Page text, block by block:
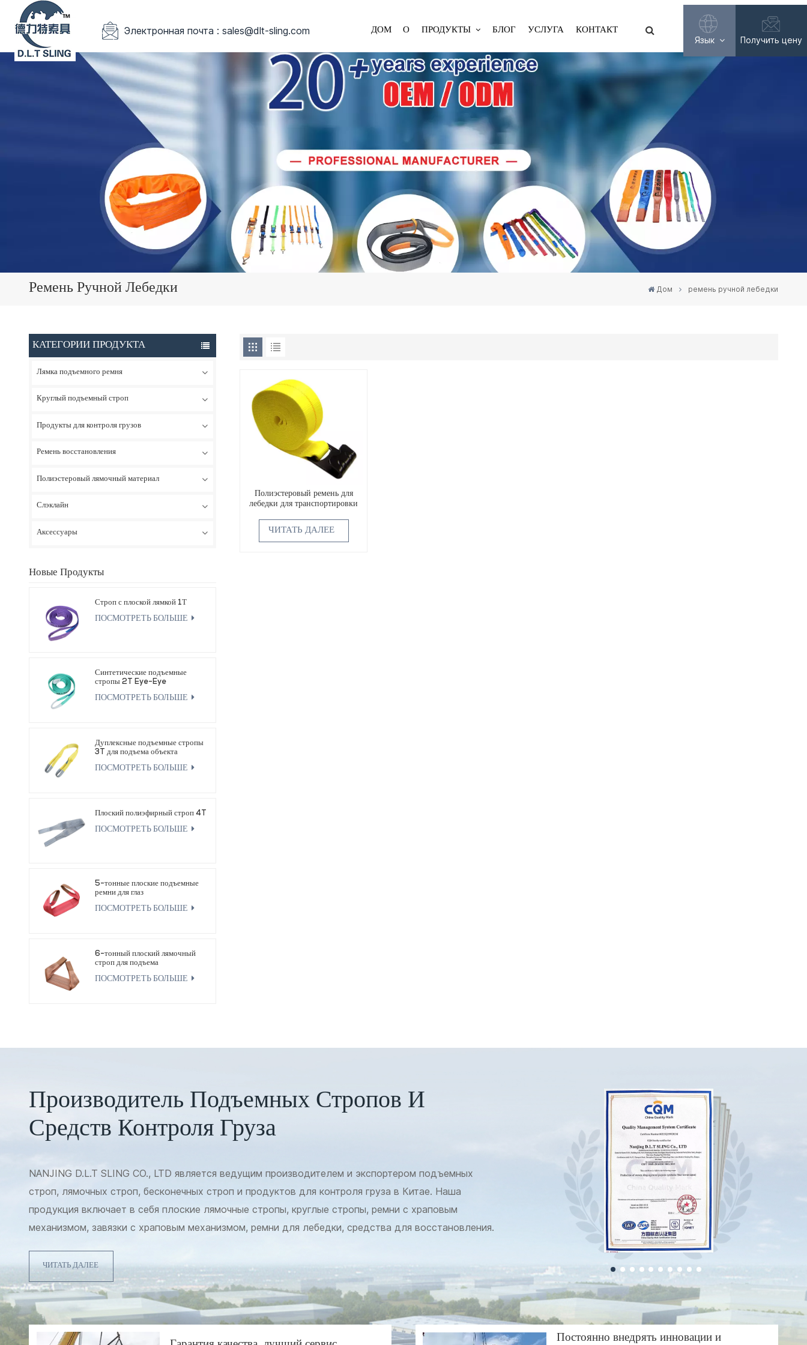
Электронная почта : sales@dlt-sling.com ДОМ О ПРОДУКТЫ БЛОГ УСЛУГА КОНТАКТ
Язык
Français
Русский
Español
عربي
Получить цену
Ремень Ручной Лебедки Дом ремень ручной лебедки
КАТЕГОРИИ ПРОДУКТА
Лямка подъемного ремня
Круглый подъемный строп
Продукты для контроля грузов
Ремень восстановления
Полиэстеровый лямочный материал
Слэклайн
Аксессуары
Новые Продукты
Строп с плоской лямкой 1Т
ПОСМОТРЕТЬ БОЛЬШЕ
Синтетические подъемные
стропы 2T Eye-Eye
ПОСМОТРЕТЬ БОЛЬШЕ
Дуплексные подъемные стропы
3T для подъема объекта
ПОСМОТРЕТЬ БОЛЬШЕ
Плоский полиэфирный строп 4T
ПОСМОТРЕТЬ БОЛЬШЕ
5-тонные плоские подъемные
ремни для глаз
ПОСМОТРЕТЬ БОЛЬШЕ
6-тонный плоский лямочный
строп для подъема
ПОСМОТРЕТЬ БОЛЬШЕ
Полиэстеровый ремень для
лебедки для транспортировки
ЧИТАТЬ ДАЛЕЕ
Производитель Подъемных Стропов И
Средств Контроля Груза
NANJING D.L.T SLING CO., LTD является ведущим производителем и экспортером подъемных
строп, лямочных строп, бесконечных строп и продуктов для контроля груза в Китае. Наша
продукция включает в себя плоские лямочные стропы, круглые стропы, ремни с храповым
механизмом, завязки с храповым механизмом, ремни для лебедки, средства для восстановления.
B30.9, AS1353, круглые стропы по стандарту ISO4878, EN1492-2, ASME B30.9, AS4497, а также
ремень с храповым механизмом/стяжку с храповым механизмом по стандарту EN12195, WSTDA,
AS/. NZS 4380.2001. Между тем, также доступны ремень лебедки, буксирный ремень,
провисающий трос и т. д. Кроме того, мы производим восстановительные ремни, в которые
входят ремни для рывка, удлинитель лебедки, защита ствола дерева специально для рынка
ЧИТАТЬ ДАЛЕЕ
Постоянно внедрять инновации и